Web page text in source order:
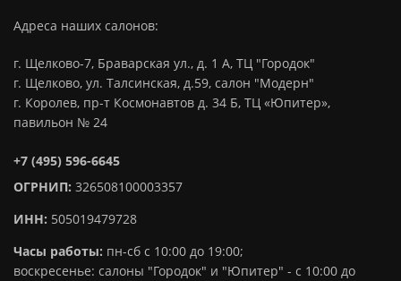
Адреса наших салонов:
г. Щелково-7, Браварская ул., д. 1 А, ТЦ "Городок"
г. Щелково, ул. Талсинская, д.59, салон "Модерн"
г. Королев, пр-т Космонавтов д. 34 Б, ТЦ «Юпитер»,
павильон № 24
+7 (495) 596-6645
ОГРНИП: 326508100003357
ИНН: 505019479728
Часы работы: пн-сб с 10:00 до 19:00;
воскресенье: салоны "Городок" и "Юпитер" - с 10:00 до